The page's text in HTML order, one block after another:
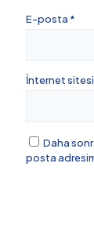
E-posta *
İnternet sitesi
Daha
posta